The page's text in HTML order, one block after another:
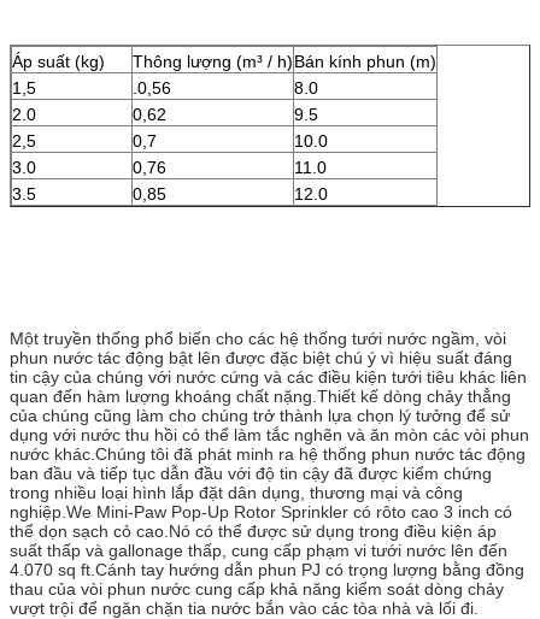
Áp suất (kg) Thông lượng (m³ / h)Bán kính phun (m)
1,5
.0,56
8.0
2.0
0,62
9.5
2,5
0,7
10.0
3.0
0,76
11.0
3.5
0,85 12.0
Một truyền thống phổ biến cho các hệ thống tưới nước ngầm, vòi
phun nước tác động bật lên được đặc biệt chú ý vì hiệu suất đáng
tin cậy của chúng với nước cứng và các điều kiện tưới tiêu khác liên
quan đến hàm lượng khoáng chất nặng.Thiết kế dòng chảy thẳng
của chúng cũng làm cho chúng trở thành lựa chọn lý tưởng để sử
dụng với nước thu hồi có thể làm tắc nghẽn và ăn mòn các vòi phun
nước khác.Chúng tôi đã phát minh ra hệ thống phun nước tác động
ban đầu và tiếp tục dẫn đầu với độ tin cậy đã được kiểm chứng
trong nhiều loại hình lắp đặt dân dụng, thương mại và công
nghiệp.We Mini-Paw Pop-Up Rotor Sprinkler có rôto cao 3 inch có
thể dọn sạch cỏ cao.Nó có thể được sử dụng trong điều kiện áp
suất thấp và gallonage thấp, cung cấp phạm vi tưới nước lên đến
4.070 sq ft.Cánh tay hướng dẫn phun PJ có trọng lượng bằng đồng
thau của vòi phun nước cung cấp khả năng kiểm soát dòng chảy
vượt trội để ngăn chặn tia nước bắn vào các tòa nhà và lối đi.